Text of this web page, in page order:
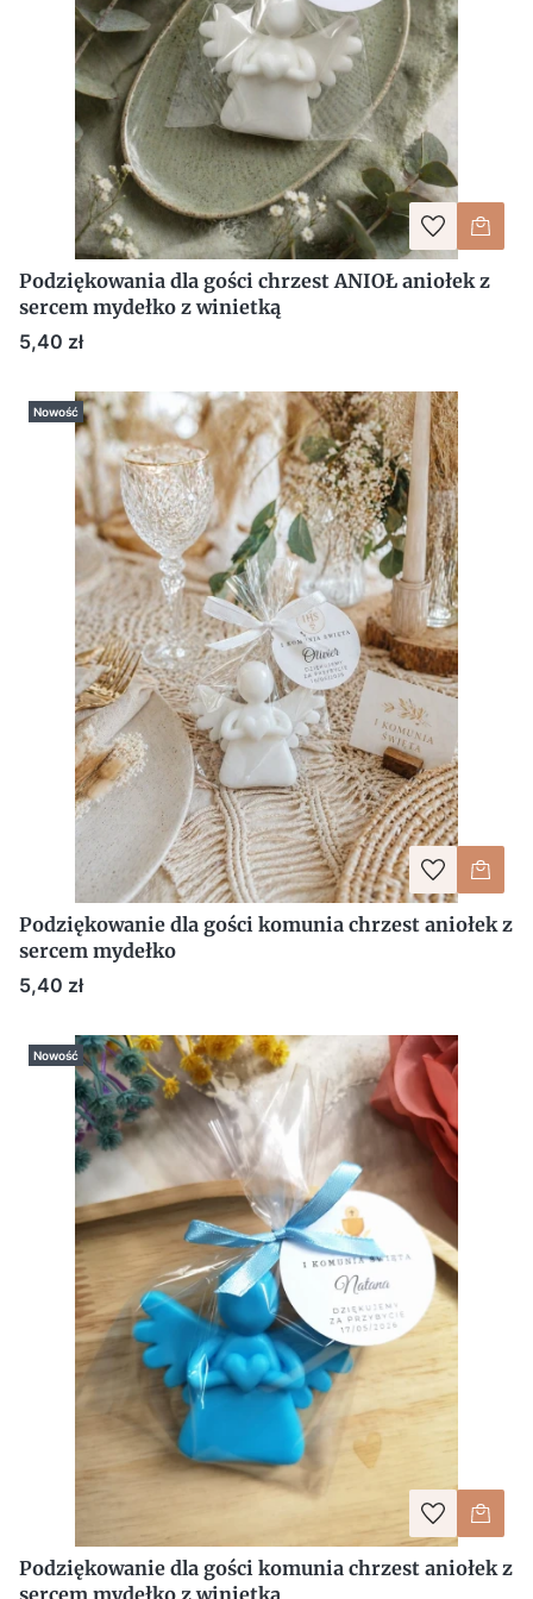
Podziękowania dla gości chrzest ANIOŁ aniołek z
sercem mydełko z winietką
Cena
5,40 zł
Nowość
Podziękowanie dla gości komunia chrzest aniołek z
sercem mydełko
Cena
5,40 zł
Nowość
Podziękowanie dla gości komunia chrzest aniołek z